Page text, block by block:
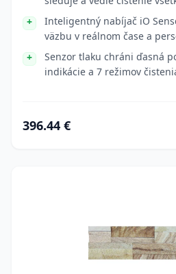
Inteligentný nabíjač iO
väzbu v reálnom čase a
Senzor tlaku chráni ďasná
indikácie a 7 režimov
396.44 €